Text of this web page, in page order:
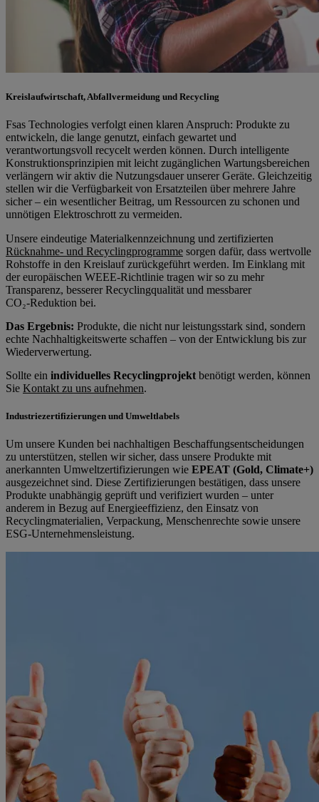
Kreislaufwirtschaft, Abfallvermeidung und Recycling
Fsas Technologies verfolgt einen klaren Anspruch: Produkte zu
entwickeln, die lange genutzt, einfach gewartet und
verantwortungsvoll recycelt werden können. Durch intelligente
Konstruktionsprinzipien mit leicht zugänglichen Wartungsbereichen
verlängern wir aktiv die Nutzungsdauer unserer Geräte. Gleichzeitig
stellen wir die Verfügbarkeit von Ersatzteilen über mehrere Jahre
sicher – ein wesentlicher Beitrag, um Ressourcen zu schonen und
unnötigen Elektroschrott zu vermeiden.
Unsere eindeutige Materialkennzeichnung und zertifizierten
Rücknahme‑ und Recyclingprogramme sorgen dafür, dass wertvolle
Rohstoffe in den Kreislauf zurückgeführt werden. Im Einklang mit
der europäischen WEEE‑Richtlinie tragen wir so zu mehr
Transparenz, besserer Recyclingqualität und messbarer
CO₂‑Reduktion bei.
Das Ergebnis: Produkte, die nicht nur leistungsstark sind, sondern
echte Nachhaltigkeitswerte schaffen – von der Entwicklung bis zur
Wiederverwertung.
Sollte ein individuelles Recyclingprojekt benötigt werden, können
Sie Kontakt zu uns aufnehmen.
Industriezertifizierungen und Umweltlabels
Um unsere Kunden bei nachhaltigen Beschaffungsentscheidungen
zu unterstützen, stellen wir sicher, dass unsere Produkte mit
anerkannten Umweltzertifizierungen wie EPEAT (Gold, Climate+)
ausgezeichnet sind. Diese Zertifizierungen bestätigen, dass unsere
Produkte unabhängig geprüft und verifiziert wurden – unter
anderem in Bezug auf Energieeffizienz, den Einsatz von
Recyclingmaterialien, Verpackung, Menschenrechte sowie unsere
ESG-Unternehmensleistung.